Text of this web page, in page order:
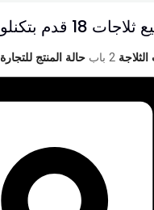
18 قدم بتكنلوجيا حديثة
الثلاجة 2 باب حالة المنتج للتجارة